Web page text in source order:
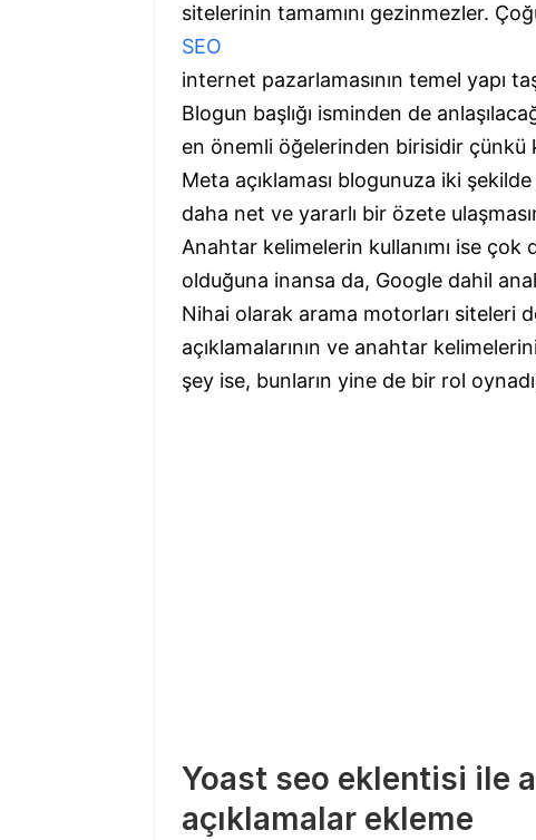
sitelerinin tamamını gezinmezler.
SEO
internet pazarlamasının temel yapı
Blogun başlığı isminden de
en önemli öğelerinden birisidir çünkü
Meta açıklaması blogunuza iki
daha net ve yararlı bir özete
Anahtar kelimelerin kullanımı ise çok
olduğuna inansa da, Google dahil
Nihai olarak arama motorları siteleri
açıklamalarının ve anahtar
şey ise, bunların yine de bir rol
Yoast seo eklentisi ile
açıklamalar ekleme